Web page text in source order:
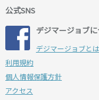
公式SNS
デジマージョブ
デジマージョブと
利用規約
個人情報保護方針
アクセス